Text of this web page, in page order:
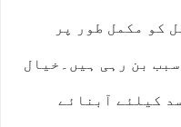
کو مکمل طور پر
سبب بن رہی ہیں۔خیال
کیلئے آبنائے